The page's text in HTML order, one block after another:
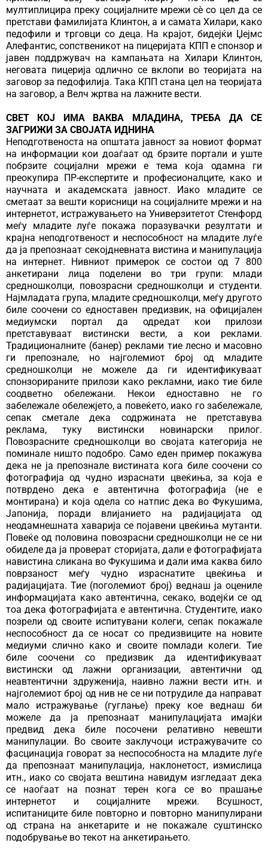
мултиплицира преку социјалните мрежи сѐ со цел да се
претстави фамилијата Клинтон, а и самата Хилари, како
педофили и трговци со деца. На крајот, бидејќи Џејмс
Алефантис, сопственикот на пицеријата КПП е спонзор и
јавен поддржувач на кампањата на Хилари Клинтон,
неговата пицерија одлично се вклопи во теоријата на
заговор за педофилија. Така КПП стана цел на теоријата
на заговор, а Велч жртва на лажните вести.
СВЕТ КОЈ ИМА ВАКВА МЛАДИНА, ТРЕБА ДА СЕ
ЗАГРИЖИ ЗА СВОЈАТА ИДНИНА
Неподготвеноста на општата јавност за новиот формат
на информации кои доаѓаат од брзите портали и уште
побрзите социјални мрежи е тема која одамна ги
преокупира ПР-експертите и професионалците, како и
научната и академската јавност. Иако младите се
сметаат за вешти корисници на социјалните мрежи и на
интернетот, истражувањето на Универзитетот Стенфорд
меѓу младите луѓе покажа поразувачки резултати и
крајна неподготвеност и неспособност на младите луѓе
да ја препознаат секојдневната вистина и манипулација
на интернет. Нивниот примерок се состои од 7 800
анкетирани лица поделени во три групи: млади
средношколци, повозрасни средношколци и студенти.
Најмладата група, младите средношколци, меѓу другото
биле соочени со едноставен предизвик, на официјален
медиумски портал да одредат кои прилози
претставуваат вистински вести, а кои реклами.
Традиционалните (банер) реклами тие лесно и масовно
ги препознале, но најголемиот број од младите
средношколци не можеле да ги идентификуваат
спонзорираните прилози како рекламни, иако тие биле
соодветно обележани. Некои едноставно не го
забележале обележјето, а повеќето, иако го забележале,
сепак сметале дека содржината не претставува
реклама, туку вистински новинарски прилог.
Повозрасните средношколци во својата категорија не
поминале ништо подобро. Само еден пример покажува
дека не ја препознале вистината кога биле соочени со
фотографија од чудно израснати цвеќиња, за која е
потврдено дека е автентична фотографија (не е
монтирана) и која одела со натпис дека во Фукушима,
Јапонија, поради влијанието на радијацијата од
неодамнешната хаварија се појавени цвеќиња мутанти.
Повеќе од половина повозрасни средношколци не се ни
обиделе да ја проверат сторијата, дали е фотографијата
навистина сликана во Фукушима и дали има каква било
поврзаност меѓу чудно израснатите цвеќиња и
радијацијата. Тие (поголемиот број) веднаш ја оцениле
информацијата како автентична, секако, водејќи се од
тоа дека фотографијата е автентична. Студентите, иако
позрели од своите испитувани колеги, сепак покажале
неспособност да се носат со предизвиците на новите
медиуми слично како и своите помлади колеги. Тие
биле соочени со предизвик да идентификуваат
вистински од лажни организации, автентични од
неавтентични здруженија, наивно лажни вести итн. и
најголемиот број од нив не се ни потрудиле да направат
мало истражување (гуглање) преку кое веднаш би
можеле да ја препознаат манипулацијата имајќи
предвид дека биле посочени релативно невешти
манипулации. Во своите заклучоци истражувачите со
фасцинација говорат за неспособноста на младите луѓе
да препознаат манипулација, наклонетост, измислица
итн., иако со својата вештина навидум изгледаат дека
се наоѓаат на познат терен кога се во прашање
интернетот и социјалните мрежи. Всушност,
испитаниците биле повторно и повторно манипулирани
од страна на анкетарите и не покажале суштинско
подобрување во текот на анкетирањето.